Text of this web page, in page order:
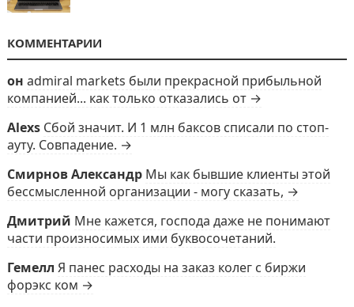
КОММЕНТАРИИ
он admiral markets были прекрасной прибыльной
компанией... как только отказались от →
Alexs Сбой значит. И 1 млн баксов списали по стоп-
ауту. Совпадение. →
Смирнов Александр Мы как бывшие клиенты этой
бессмысленной организации - могу сказать, →
Дмитрий Мне кажется, господа даже не понимают
части произносимых ими буквосочетаний.
Гемелл Я панес расходы на заказ колег с биржи
форэкс ком →